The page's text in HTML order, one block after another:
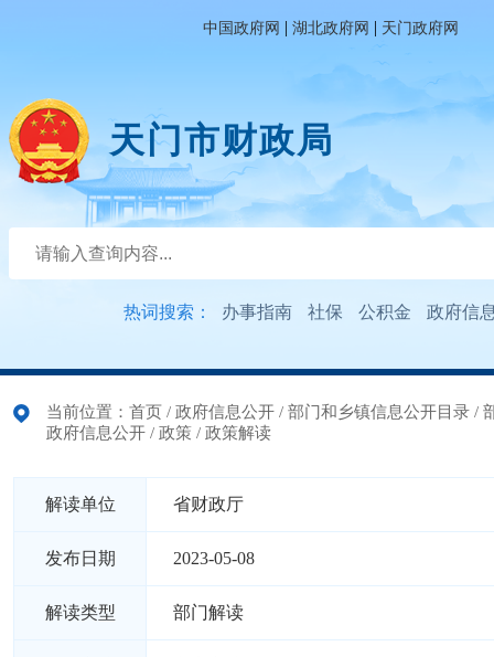
中国政府网 | 湖北政府网 | 天门政府网
天门市财政局
热词搜索： 办事指南 社保 公积金 政府信
当前位置： 首页 / 政府信息公开 / 部门和乡镇信息公开目录 /
政府信息公开 / 政策 / 政策解读
解读单位 省财政厅
发布日期 2023-05-08
解读类型 部门解读